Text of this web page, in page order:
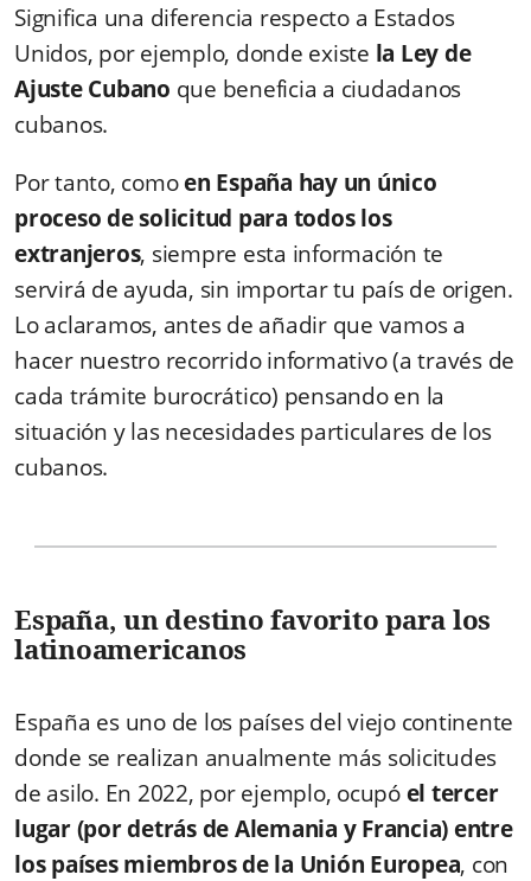
Significa una diferencia respecto a Estados
Unidos, por ejemplo, donde existe la Ley de
Ajuste Cubano que beneficia a ciudadanos
cubanos.
Por tanto, comoen España hay un único
proceso de solicitud para todos los
extranjeros, siempre esta información te
servirá de ayuda, sin importar tu país de origen.
Lo aclaramos, antes de añadir que vamos a
hacer nuestro recorrido informativo (a través de
cada trámite burocrático) pensando en la
situación y las necesidades particulares de los
cubanos.
España, un destino favorito para los
latinoamericanos
España es uno de los países del viejo continente
donde se realizan anualmente más solicitudes
de asilo. En 2022, por ejemplo, ocupóel tercer
lugar (por detrás de Alemania y Francia) entre
los países miembros de la Unión Europea, con